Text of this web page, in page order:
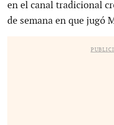
en el canal tradicional
de semana en que jugó